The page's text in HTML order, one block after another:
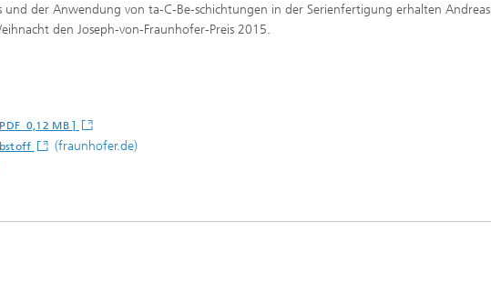
und der Anwendung von ta-C-Be-schichtungen in der Serienfertigung erhalten Andreas
den Joseph-von-Fraunhofer-Preis 2015.
0,12 MB ]
(fraunhofer.de)